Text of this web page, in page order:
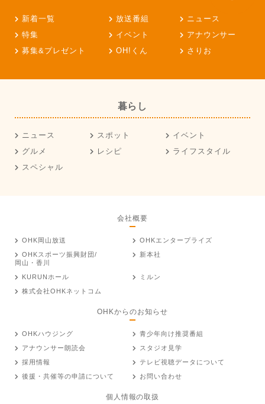
新着一覧 放送番組
ニュース
特集
イベント
アナウンサー
募集&プレゼント
OH!くん さりお
暮らし
ニュース スポット
イベント
グルメ
レシピ
ライフスタイル
スペシャル
会社概要
OHK岡山放送
OHKエンタープライズ
OHKスポーツ振興財団/
岡山・香川
新本社
KURUNホール
ミルン
株式会社OHKネットコム
OHKからのお知らせ
OHKハウジング
青少年向け推奨番組
アナウンサー朗読会
スタジオ見学
採用情報
テレビ視聴データについて
後援・共催等の申請について
お問い合わせ
個人情報の取扱